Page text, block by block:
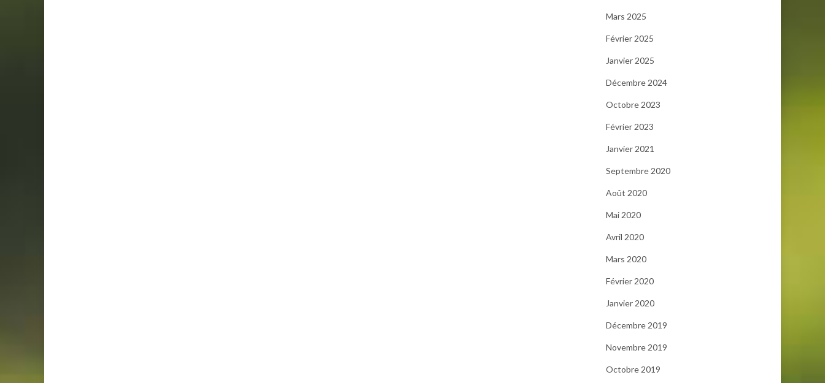
Mars 2025
Février 2025
Janvier 2025
Décembre 2024
Octobre 2023
Février 2023
Janvier 2021
Septembre 2020
Août 2020
Mai 2020
Avril 2020
Mars 2020
Février 2020
Janvier 2020
Décembre 2019
Novembre 2019
Octobre 2019